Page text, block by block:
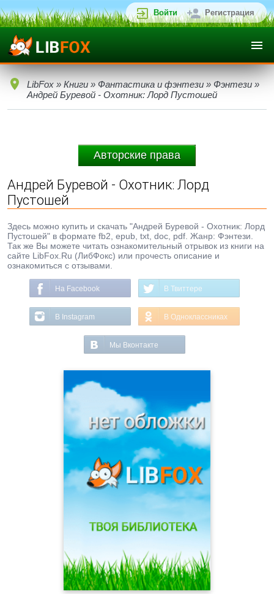
Войти Регистрация
LibFox » Книги » Фантастика и фэнтези » Фэнтези »
Андрей Буревой - Охотник: Лорд Пустошей
Авторские права
Андрей Буревой - Охотник: Лорд
Пустошей
Здесь можно купить и скачать "Андрей Буревой - Охотник: Лорд
Пустошей" в формате fb2, epub, txt, doc, pdf. Жанр: Фэнтези.
Так же Вы можете читать ознакомительный отрывок из книги на
сайте LibFox.Ru (ЛибФокс) или прочесть описание и
ознакомиться с отзывами.
На Facebook В Твиттере
В Instagram В Одноклассниках
Мы Вконтакте